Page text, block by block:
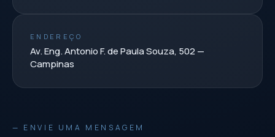
ENDEREÇO
Av. Eng. Antonio F. de Paula Souza, 502 —
Campinas
— ENVIE UMA MENSAGEM